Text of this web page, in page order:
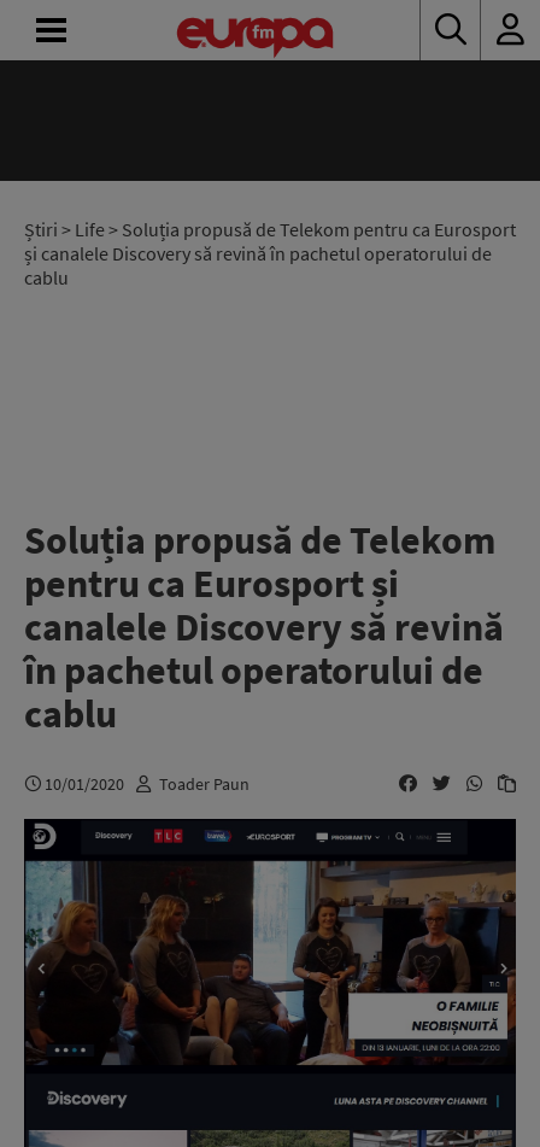
Știri > Life> Soluția propusă de Telekom pentru ca Eurosport
și canalele Discovery să revină în pachetul operatorului de
cablu
Soluția propusă de Telekom
pentru ca Eurosport și
canalele Discovery să revină
în pachetul operatorului de
cablu
10/01/2020 Toader Paun
RADIO
CONCURSURI